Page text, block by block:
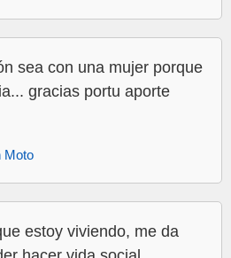
sea con una mujer porque
gracias portu aporte
Moto
estoy viviendo, me da